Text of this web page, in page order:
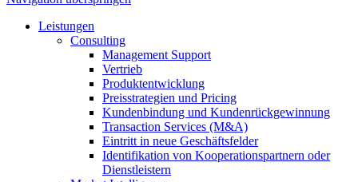
Leistungen
Consulting
Management Support
Vertrieb
Produktentwicklung
Preisstrategien und Pricing
Kundenbindung und Kundenrückgewinnung
Transaction Services (M&A)
Eintritt in neue Geschäftsfelder
Identifikation von Kooperationspartnern oder
Dienstleistern